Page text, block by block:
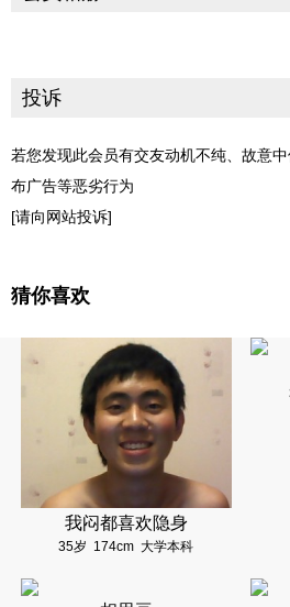
投诉
若您发现此会员有交友动机不纯、故意
布广告等恶劣行为
[请向网站投诉]
猜你喜欢
我闷都喜欢隐身
35岁 174cm 大学本科